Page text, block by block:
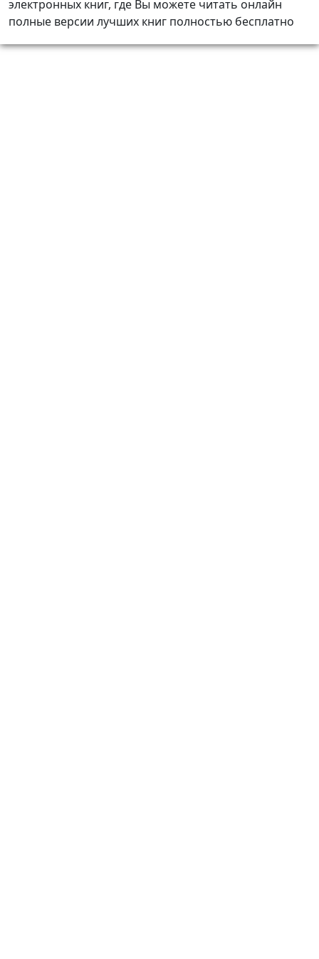
электронных книг, где Вы можете читать онлайн
полные версии лучших книг полностью бесплатно